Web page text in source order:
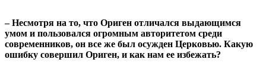
– Несмотря на то, что Ориген отличался выдающимся
умом и пользовался огромным авторитетом среди
современников, он все же был осужден Церковью. Какую
ошибку совершил Ориген, и как нам ее избежать?